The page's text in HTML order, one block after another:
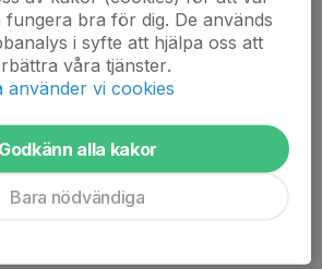
kamrat" men vi rekommenderar
av mtb-intro samt deltagit på
känner att det är dags att ta nästa
en har med sig ny slang och
är framme så hjälps vi åt att fixa.
fungera bra för dig. De används
i syfte att hjälpa oss att
våra tjänster.
använder vi cookies
Godkänn alla kakor
Bara nödvändiga